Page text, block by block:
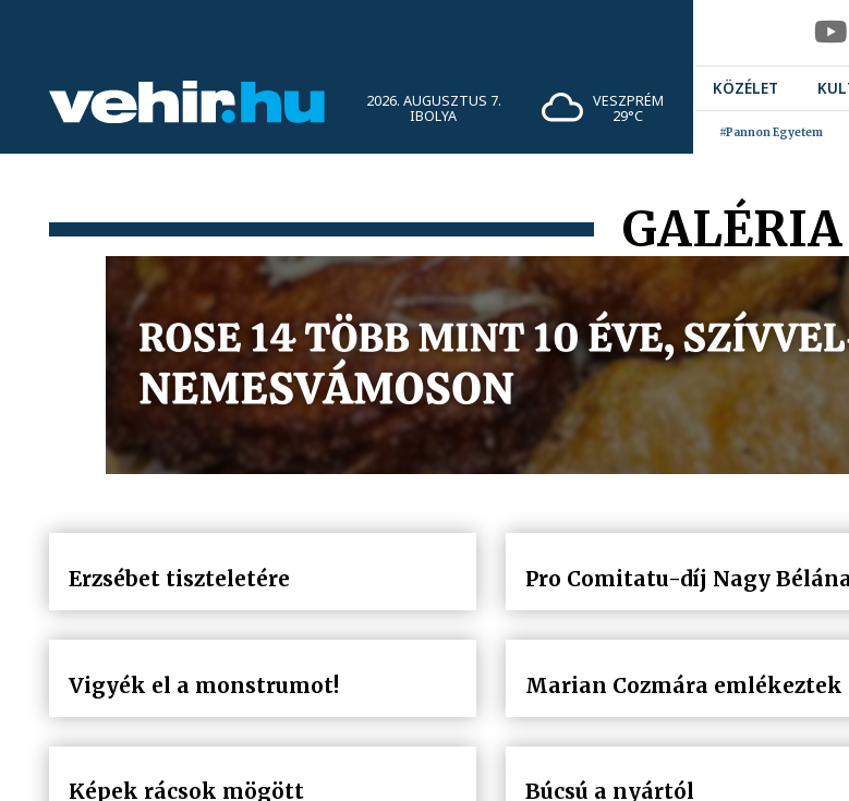
2026. AUGUSZTUS 7.
IBOLYA
VESZPRÉM
29°C
KÖZÉLET
#Pannon Egyetem
GALÉRIA
Erzsébet tiszteletére Pro Comitatu-díj Nagy
Vigyék el a monstrumot! Marian Cozmára emlékeztek
Képek rácsok mögött Búcsú a nyártól